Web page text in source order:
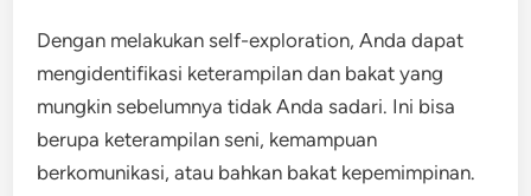
Dengan melakukan self-exploration, Anda dapat
mengidentifikasi keterampilan dan bakat yang
mungkin sebelumnya tidak Anda sadari. Ini bisa
berupa keterampilan seni, kemampuan
berkomunikasi, atau bahkan bakat kepemimpinan.